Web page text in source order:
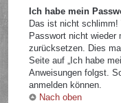
Ich habe mein
Das ist nicht schlimm!
Passwort nicht
zurücksetzen. Dies
Seite auf „Ich habe
Anweisungen folgst.
anmelden können.
Nach oben